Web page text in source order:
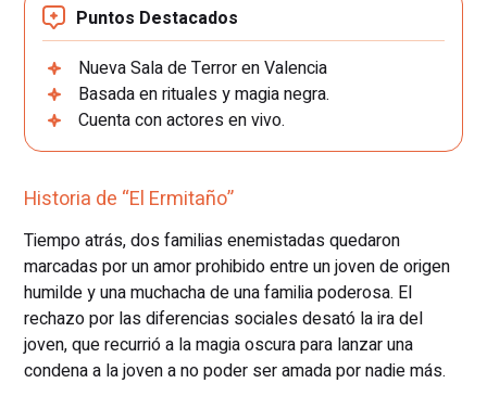
Puntos Destacados
Nueva Sala de Terror en Valencia
Basada en rituales y magia negra.
Cuenta con actores en vivo.
Historia de “El Ermitaño”
Tiempo atrás, dos familias enemistadas quedaron
marcadas por un amor prohibido entre un joven de origen
humilde y una muchacha de una familia poderosa. El
rechazo por las diferencias sociales desató la ira del
joven, que recurrió a la magia oscura para lanzar una
condena a la joven a no poder ser amada por nadie más.